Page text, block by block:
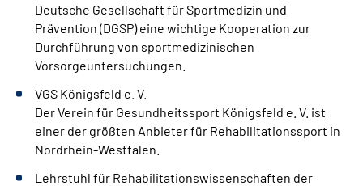
Deutsche Gesellschaft für Sportmedizin und
Prävention (DGSP) eine wichtige Kooperation zur
Durchführung von sportmedizinischen
Vorsorgeuntersuchungen.
VGS Königsfeld e. V.
Der Verein für Gesundheitssport Königsfeld e. V. ist
einer der größten Anbieter für Rehabilitationssport in
Nordrhein-Westfalen.
Lehrstuhl für Rehabilitationswissenschaften der